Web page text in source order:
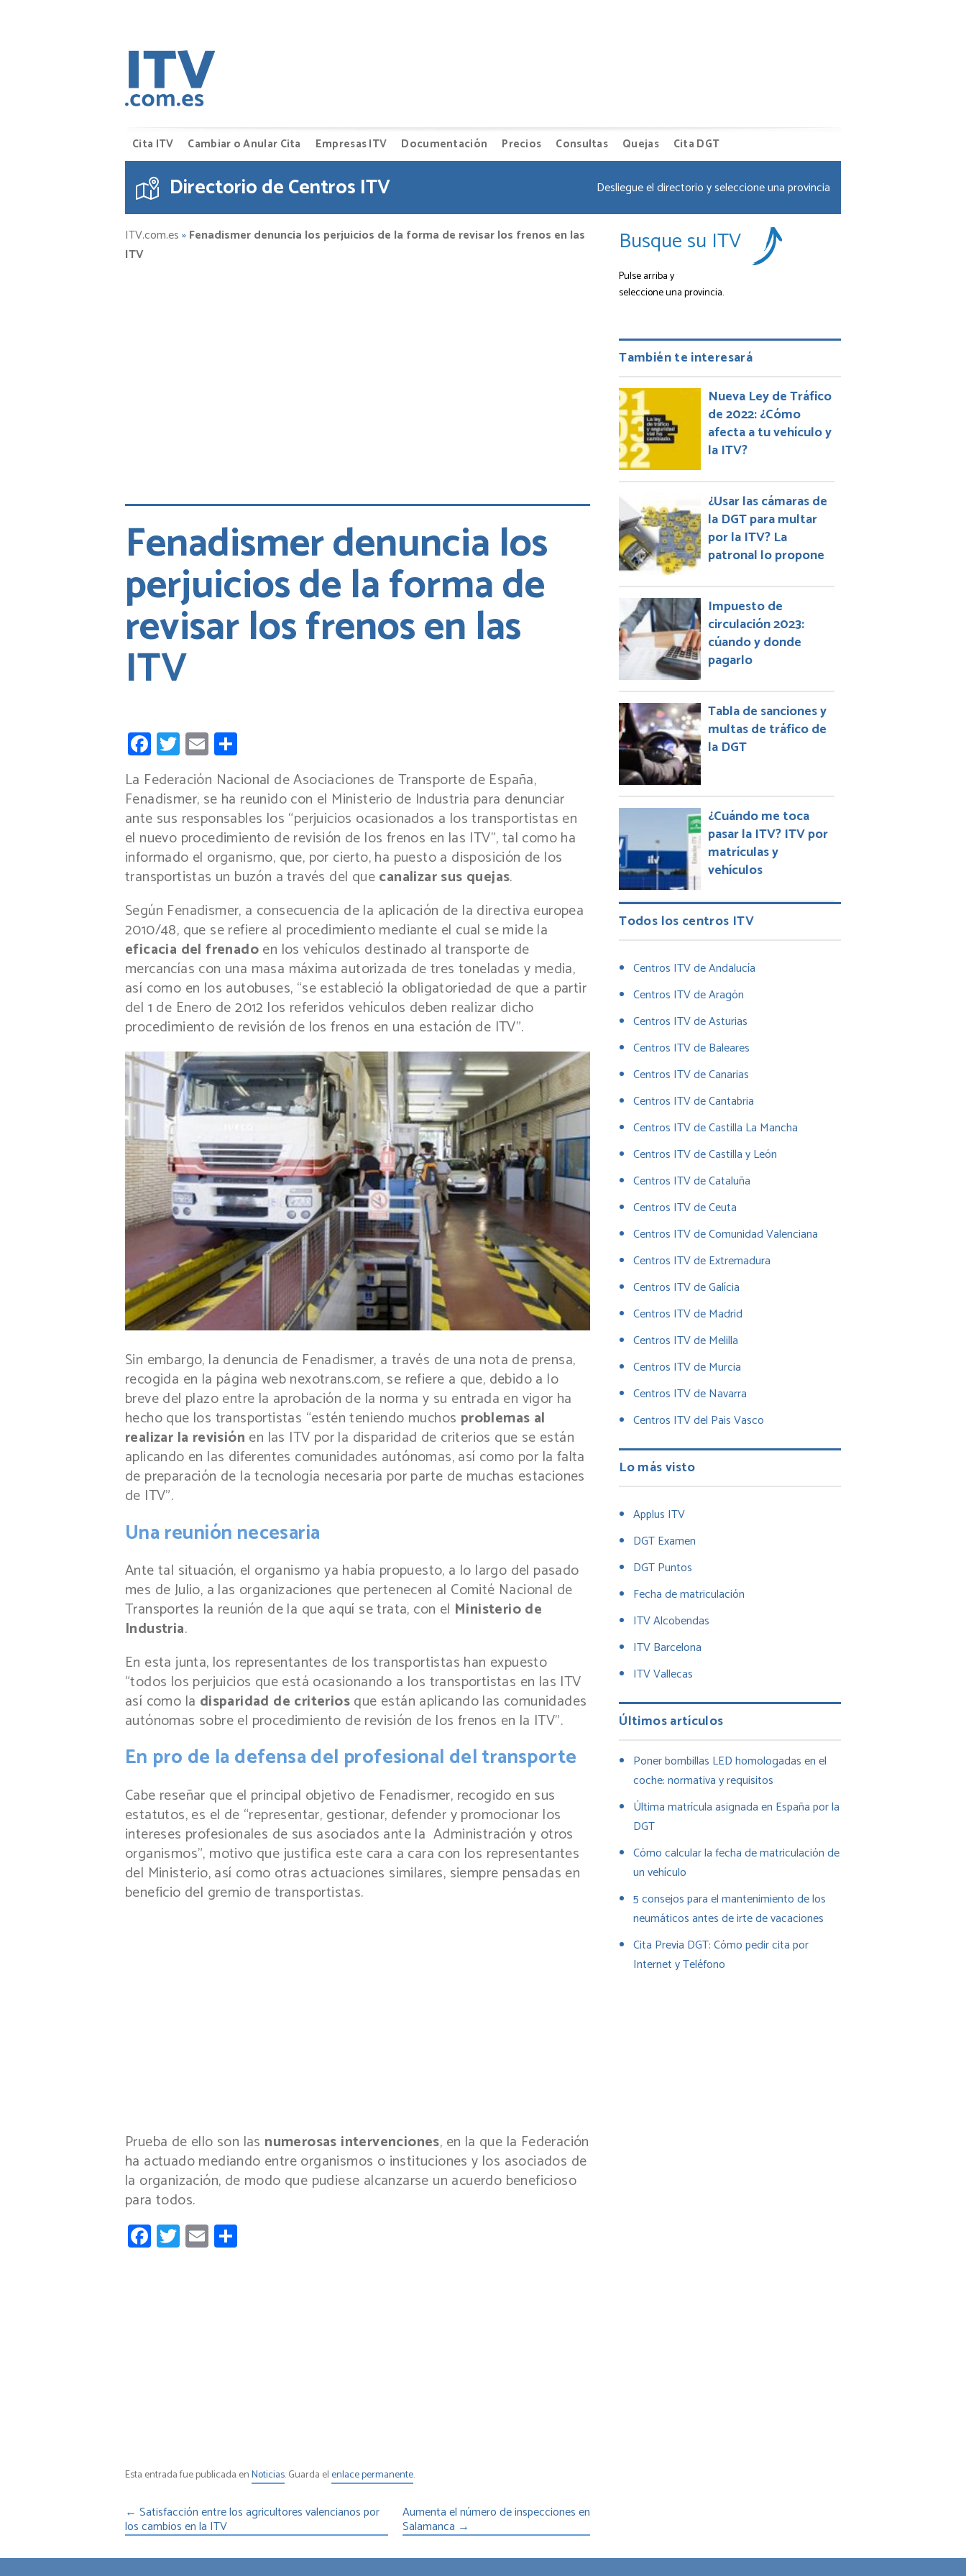
Cita ITV Cambiar o Anular Cita Empresas ITV Documentación Precios Consultas Quejas Cita DGT
Directorio de Centros ITV Desliegue el directorio y seleccione una provincia
ITV.com.es»Fenadismer denuncia los perjuicios de la forma de revisar los frenos en las
ITV
Fenadismer denuncia los
perjuicios de la forma de
revisar los frenos en las
ITV
Facebook
Twitter
Email
La Federación Nacional de Asociaciones de Transporte de España,
Fenadismer, se ha reunido con el Ministerio de Industria para denunciar
ante sus responsables los “perjuicios ocasionados a los transportistas en
el nuevo procedimiento de revisión de los frenos en las ITV”, tal como ha
informado el organismo, que, por cierto, ha puesto a disposición de los
transportistas un buzón a través del quecanalizar sus quejas.
Según Fenadismer, a consecuencia de la aplicación de la directiva europea
2010/48, que se refiere al procedimiento mediante el cual se mide la
eficacia del frenadoen los vehículos destinado al transporte de
mercancías con una masa máxima autorizada de tres toneladas y media,
así como en los autobuses, “se estableció la obligatoriedad de que a partir
del 1 de Enero de 2012 los referidos vehículos deben realizar dicho
procedimiento de revisión de los frenos en una estación de ITV”.
Sin embargo, la denuncia de Fenadismer, a través de una nota de prensa,
recogida en la página web nexotrans.com, se refiere a que, debido a lo
breve del plazo entre la aprobación de la norma y su entrada en vigor ha
hecho que los transportistas “estén teniendo muchos problemas al
realizar la revisión en las ITV por la disparidad de criterios que se están
aplicando en las diferentes comunidades autónomas, así como por la falta
de preparación de la tecnología necesaria por parte de muchas estaciones
de ITV”.
Una reunión necesaria
Ante tal situación, el organismo ya había propuesto, a lo largo del pasado
mes de Julio, a las organizaciones que pertenecen al Comité Nacional de
Transportes la reunión de la que aquí se trata, con el Ministerio de
Industria.
En esta junta, los representantes de los transportistas han expuesto
“todos los perjuicios que está ocasionando a los transportistas en las ITV
así como la disparidad de criteriosque están aplicando las comunidades
autónomas sobre el procedimiento de revisión de los frenos en la ITV”.
En pro de la defensa del profesional del transporte
Cabe reseñar que el principal objetivo de Fenadismer, recogido en sus
estatutos, es el de “representar, gestionar, defender y promocionar los
intereses profesionales de sus asociados ante la Administración y otros
organismos”, motivo que justifica este cara a cara con los representantes
del Ministerio, así como otras actuaciones similares, siempre pensadas en
beneficio del gremio de transportistas.
Prueba de ello son las numerosas intervenciones, en la que la Federación
ha actuado mediando entre organismos o instituciones y los asociados de
la organización, de modo que pudiese alcanzarse un acuerdo beneficioso
para todos.
Facebook
Twitter
Email
Esta entrada fue publicada enNoticias. Guarda elenlace permanente.
← Satisfacción entre los agricultores valencianos por
los cambios en la ITV
Aumenta el número de inspecciones en
Salamanca →
Busque su ITV
Pulse arriba y
seleccione una provincia.
También te interesará
Nueva Ley de Tráfico
de 2022: ¿Cómo
afecta a tu vehículo y
la ITV?
¿Usar las cámaras de
la DGT para multar
por la ITV? La
patronal lo propone
Impuesto de
circulación 2023:
cúando y donde
pagarlo
Tabla de sanciones y
multas de tráfico de
la DGT
¿Cuándo me toca
pasar la ITV? ITV por
matrículas y
vehículos
Todos los centros ITV
Centros ITV de Andalucía
Centros ITV de Aragón
Centros ITV de Asturias
Centros ITV de Baleares
Centros ITV de Canarias
Centros ITV de Cantabria
Centros ITV de Castilla La Mancha
Centros ITV de Castilla y León
Centros ITV de Cataluña
Centros ITV de Ceuta
Centros ITV de Comunidad Valenciana
Centros ITV de Extremadura
Centros ITV de Galícia
Centros ITV de Madrid
Centros ITV de Melilla
Centros ITV de Murcia
Centros ITV de Navarra
Centros ITV del Pais Vasco
Lo más visto
Applus ITV
DGT Examen
DGT Puntos
Fecha de matriculación
ITV Alcobendas
ITV Barcelona
ITV Vallecas
Últimos artículos
Poner bombillas LED homologadas en el
coche: normativa y requisitos
Última matrícula asignada en España por la
DGT
Cómo calcular la fecha de matriculación de
un vehículo
5 consejos para el mantenimiento de los
neumáticos antes de irte de vacaciones
Cita Previa DGT: Cómo pedir cita por
Internet y Teléfono